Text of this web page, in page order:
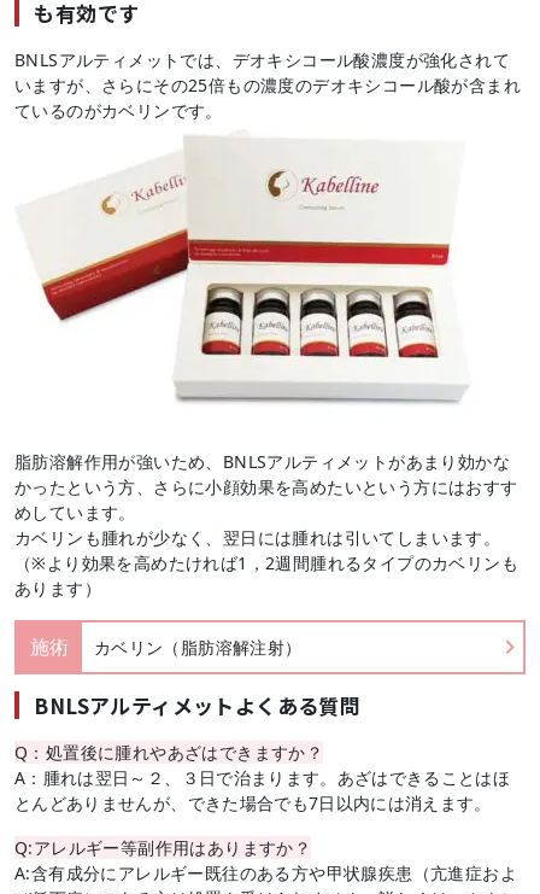
も有効です
BNLSアルティメットでは、デオキシコール酸濃度が強化されて
いますが、さらにその25倍もの濃度のデオキシコール酸が含まれ
ているのがカベリンです。
脂肪溶解作用が強いため、BNLSアルティメットがあまり効かな
かったという方、さらに小顔効果を高めたいという方にはおすす
めしています。
カベリンも腫れが少なく、翌日には腫れは引いてしまいます。
（※より効果を高めたければ1，2週間腫れるタイプのカベリンも
あります）
施術 カベリン（脂肪溶解注射）
BNLSアルティメットよくある質問
Q：処置後に腫れやあざはできますか？
A ：腫れは翌日～２、３日で治まります。あざはできることはほ
とんどありませんが、できた場合でも7日以内には消えます。
Q:アレルギー等副作用はありますか？
A:含有成分にアレルギー既往のある方や甲状腺疾患（亢進症およ